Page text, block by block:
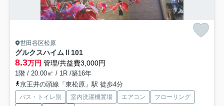
世田谷区松原
グルクスハイムⅡ 101
8.3万円 管理/共益費3,000円
1階 / 20.00㎡ / 1R /築16年
京王井の頭線「東松原」駅 徒歩4分
バス・トイレ別 室内洗濯機置場 エアコン
フローリング